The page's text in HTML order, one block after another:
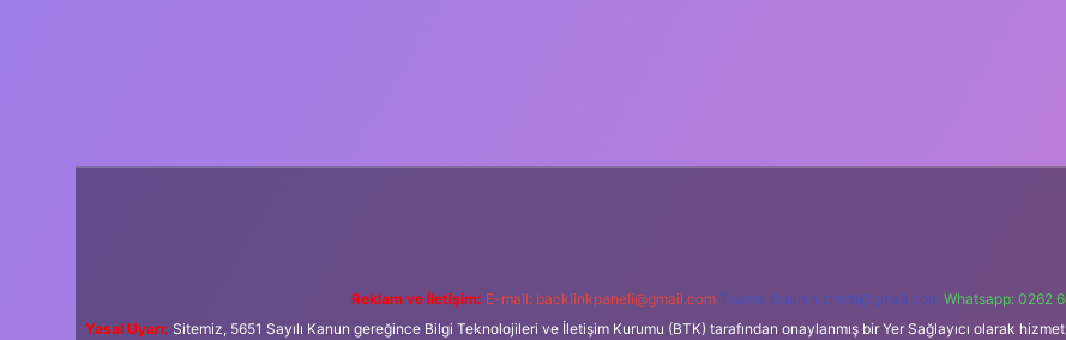
Reklam ve İletişim: E-mail: backlinkpaneli@gmail.com Teams: forumhizmeti@gmail.com Whatsapp: 0262
Yasal Uyarı: Sitemiz, 5651 Sayılı Kanun gereğince Bilgi Teknolojileri ve İletişim Kurumu (BTK) tarafından onaylanmış bir Yer Sağlayıcı olarak